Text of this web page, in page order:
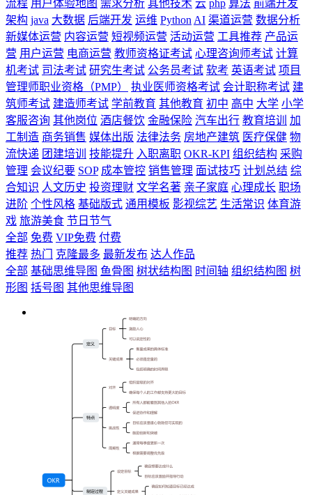
流程 用户体验地图 需求分析 其他技术 云 php 算法 前端开发
架构 java 大数据 后端开发 运维 Python AI 渠道运营 数据分析
新媒体运营 内容运营 短视频运营 活动运营 工具推荐 产品运
营 用户运营 电商运营 教师资格证考试 心理咨询师考试 计算
机考试 司法考试 研究生考试 公务员考试 软考 英语考试 项目
管理师职业资格（PMP）
执业医师资格考试 会计职称考试 建
筑师考试 建造师考试 学前教育 其他教育 初中 高中 大学 小学
客服咨询 其他岗位 酒店餐饮 金融保险 汽车出行 教育培训
加
工制造 商务销售 媒体出版 法律法务 房地产建筑 医疗保健 物
流快递 团建培训 技能提升 入职离职 OKR-KPI 组织结构 采购
管理 会议纪要 SOP 成本管控 销售管理 面试技巧 计划总结 综
合知识 人文历史 投资理财 文学名著 亲子家庭 心理成长 职场
进阶 个性风格 基础版式 通用模板 影视综艺 生活常识 体育游
戏 旅游美食 节日节气
全部 免费 VIP免费 付费
推荐 热门 克隆最多 最新发布 达人作品
全部 基础思维导图 鱼骨图 树状结构图 时间轴 组织结构图 树
形图 括号图 其他思维导图